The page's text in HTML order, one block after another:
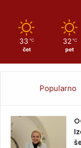
33 ℃
čet
32 ℃
pet
Popularno